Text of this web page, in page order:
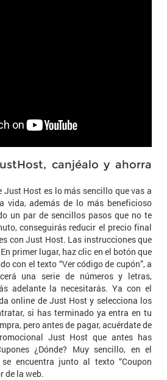
canjéalo y ahorra
Just Host es lo más sencillo que vas a
vida, además de lo más beneficioso
un par de sencillos pasos que no te
conseguirás reducir el precio final
con Just Host. Las instrucciones que
primer lugar, haz clic en el botón que
con el texto “Ver código de cupón”, a
una serie de números y letras,
adelante la necesitarás. Ya con el
online de Just Host y selecciona los
si has terminado ya entra en tu
pero antes de pagar, acuérdate de
Just Host que antes has
¿Dónde? Muy sencillo, en el
encuentra junto al texto “Coupon
de la web.